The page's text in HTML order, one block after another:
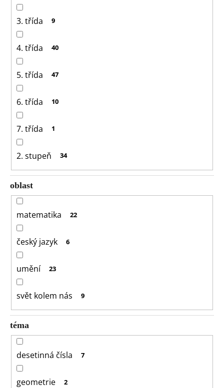
3. třída 9
4. třída 40
5. třída 47
6. třída 10
7. třída 1
2. stupeň 34
oblast
matematika 22
český jazyk 6
umění 23
svět kolem nás 9
téma
desetinná čísla 7
geometrie 2